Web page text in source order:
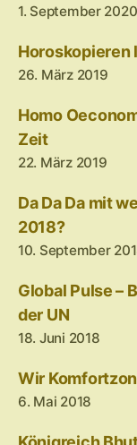
1. September 2020
Horoskopieren
26. März 2019
Homo
Zeit
22. März 2019
Da Da Da mit
2018?
10. September
Global Pulse –
der UN
18. Juni 2018
Wir
6. Mai 2018